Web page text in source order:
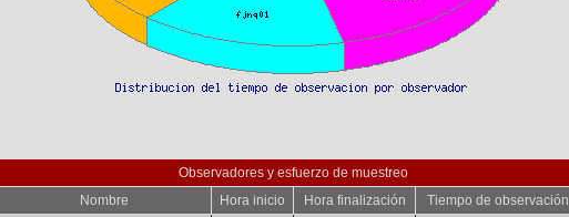
Observadores y esfuerzo de muestreo
Nombre Hora inicio Hora finalización Tiempo de observación